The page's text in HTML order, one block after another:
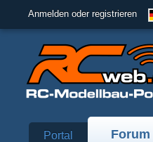
Anmelden oder registrieren
Portal Forum